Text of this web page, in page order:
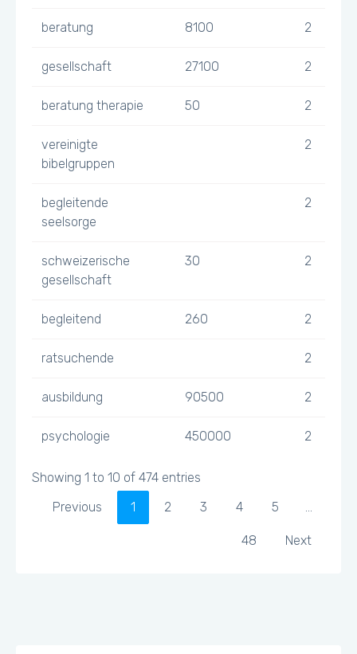
beratung 8100 2
gesellschaft 27100 2
beratung therapie 50 2
vereinigte
bibelgruppen
2
begleitende
seelsorge
2
schweizerische
gesellschaft
30 2
begleitend 260 2
ratsuchende 2
ausbildung 90500 2
psychologie 450000 2
Showing 1 to 10 of 474 entries
Previous
1 2 3 4 5 …
48 Next